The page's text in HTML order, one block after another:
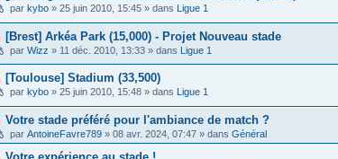
g
e
e
s
s
g
a
m
e
s
s
a
g
e
o
u
v
a
u
m
s
a
g
e
par kybo » 25 juin 2010, 15:45 » dans Ligue 1
N
o
u
v
a
u
m
e
s
s
a
[Brest] Arkéa Park (15,000) - Projet Nouveau stade
par Wizz » 11 déc. 2010, 13:33 » dans Ligue 1
N
o
u
v
e
a
u
m
[Toulouse] Stadium (33,500)
par kybo » 25 juin 2010, 15:48 » dans Ligue 1
N
u
v
Votre stade préféré pour l'ambiance de match ?
par AntoineFavre789 » 08 avr. 2024, 07:47 » dans Général
N